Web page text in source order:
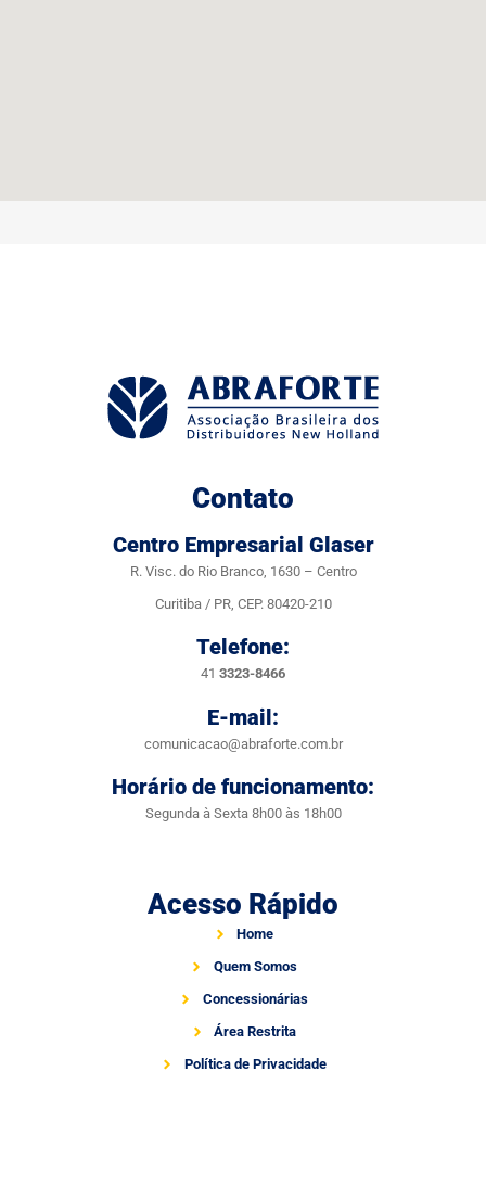
Contato
Centro Empresarial Glaser
R. Visc. do Rio Branco, 1630 – Centro
Curitiba / PR, CEP. 80420-210
Telefone:
41 3323-8466
E-mail:
comunicacao@abraforte.com.br
Horário de funcionamento:
Segunda à Sexta 8h00 às 18h00
Acesso Rápido
Home
Quem Somos
Concessionárias
Área Restrita
Política de Privacidade